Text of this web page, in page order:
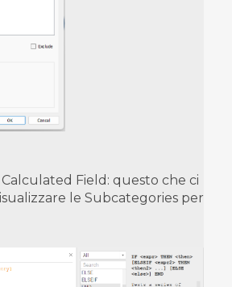
Calculated Field: questo che ci
le Subcategories per